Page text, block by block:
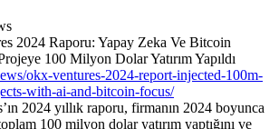
2024 Raporu: Yapay Zeka Ve Bitcoin
100 Milyon Dolar Yatırım Yapıldı
okx-ventures-2024-report-injected-100m-
with-ai-and-bitcoin-focus/
2024 yıllık raporu, firmanın 2024 boyunca
100 milyon dolar yatırım yaptığını ve